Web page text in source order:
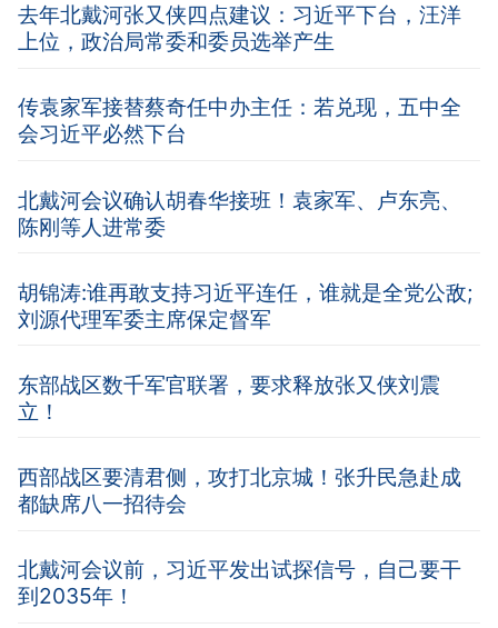
去年北戴河张又侠四点建议：习近平下台，汪洋
上位，政治局常委和委员选举产生
传袁家军接替蔡奇任中办主任：若兑现，五中全
会习近平必然下台
北戴河会议确认胡春华接班！袁家军、卢东亮、
陈刚等人进常委
胡锦涛:谁再敢支持习近平连任，谁就是全党公敌;
刘源代理军委主席保定督军
东部战区数千军官联署，要求释放张又侠刘震
立！
西部战区要清君侧，攻打北京城！张升民急赴成
都缺席八一招待会
北戴河会议前，习近平发出试探信号，自己要干
到2035年！